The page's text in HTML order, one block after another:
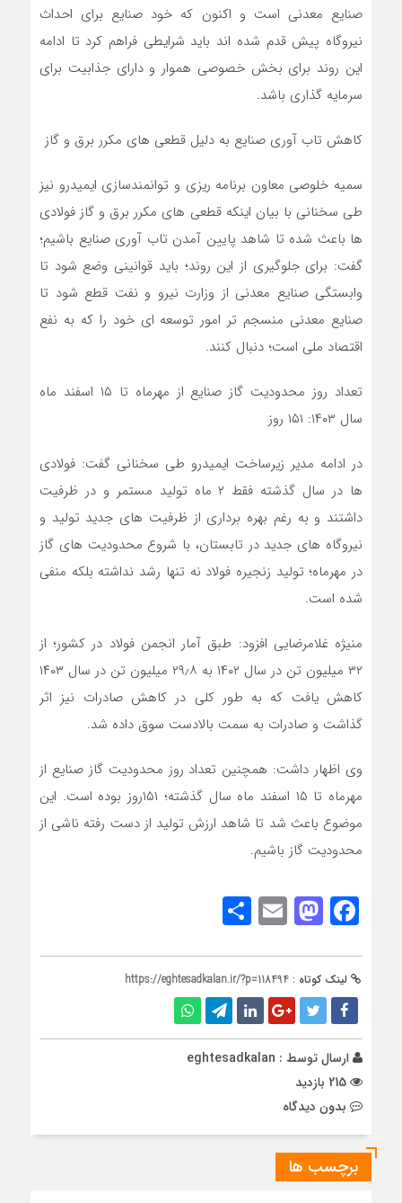
صنایع معدنی است و اکنون که خود صنایع برای احداث
نیروگاه پیش قدم شده اند باید شرایطی فراهم کرد تا ادامه
این روند برای بخش خصوصی هموار و دارای جذابیت برای
سرمایه گذاری باشد.
کاهش تاب آوری صنایع به دلیل قطعی های مکرر برق و گاز
سمیه خلوصی معاون برنامه ریزی و توانمندسازی ایمیدرو نیز
طی سخنانی با بیان اینکه قطعی های مکرر برق و گاز فولادی
ها باعث شده تا شاهد پایین آمدن تاب آوری صنایع باشیم؛
گفت: برای جلوگیری از این روند؛ باید قوانینی وضع شود تا
وابستگی صنایع معدنی از وزارت نیرو و نفت قطع شود تا
صنایع معدنی منسجم تر امور توسعه ای خود را که به نفع
اقتصاد ملی است؛ دنبال کنند.
تعداد روز محدودیت گاز صنایع از مهرماه تا ۱۵ اسفند ماه
سال ۱۴۰۳: ۱۵۱ روز
در ادامه مدیر زیرساخت ایمیدرو طی سخنانی گفت: فولادی
ها در سال گذشته فقط ۲ ماه تولید مستمر و در ظرفیت
داشتند و به رغم بهره برداری از ظرفیت های جدید تولید و
نیروگاه های جدید در تابستان، با شروع محدودیت های گاز
در مهرماه؛ تولید زنجیره فولاد نه تنها رشد نداشته بلکه منفی
شده است.
منیژه غلامرضایی افزود: طبق آمار انجمن فولاد در کشور؛ از
۳۲ میلیون تن در سال ۱۴۰۲ به ۲۹٫۸ میلیون تن در سال ۱۴۰۳
کاهش یافت که به طور کلی در کاهش صادرات نیز اثر
گذاشت و صادرات به سمت بالادست سوق داده شد.
وی اظهار داشت: همچنین تعداد روز محدودیت گاز صنایع از
مهرماه تا ۱۵ اسفند ماه سال گذشته؛ ۱۵۱روز بوده است. این
موضوع باعث شد تا شاهد ارزش تولید از دست رفته ناشی از
محدودیت گاز باشیم.
Facebook
Mastodon
Email
لینک کوتاه : https://eghtesadkalan.ir/?p=118494
ارسال توسط : eghtesadkalan
بدون دیدگاه
برچسب ها